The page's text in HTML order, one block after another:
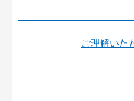
ご理解いた